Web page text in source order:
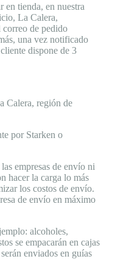
en tienda, en nuestra
La Calera,
correo de pedido
una vez notificado
dispone de 3
Calera, región de
por Starken o
empresas de envío ni
hacer la carga lo más
los costos de envío.
de envío en máximo
alcoholes,
se empacarán en cajas
enviados en guías